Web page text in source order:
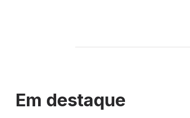
Em destaque